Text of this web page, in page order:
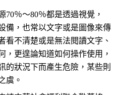
70％～80％都是透過視覺，
備，也常以文字或是圖像來傳
看不清楚或是無法閱讀文字、
，更遑論知道如何操作使用，
的狀況下而產生危險，某些則
虞。